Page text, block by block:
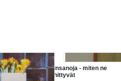
Kulttuurin avainsanoja - miten ne
syntyvät ja kehittyvät